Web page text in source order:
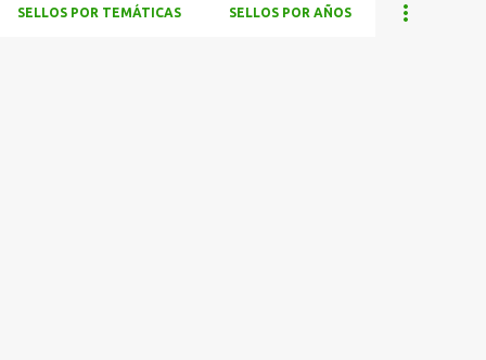
SELLOS POR TEMÁTICAS SELLOS POR AÑOS